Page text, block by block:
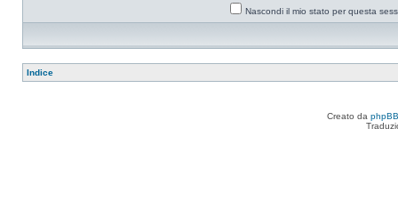
Nascondi il mio stato per questa
Indice
Creato da phpBB